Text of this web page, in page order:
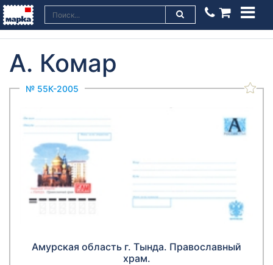
А. Комар
№ 55К-2005
Амурская область г. Тында. Православный
храм.